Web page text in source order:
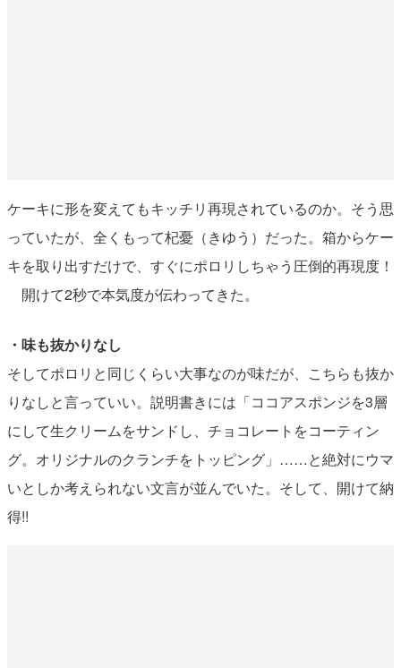
ケーキに形を変えてもキッチリ再現されているのか。そう思
っていたが、全くもって杞憂（きゆう）だった。箱からケー
キを取り出すだけで、すぐにポロリしちゃう圧倒的再現度！
開けて2秒で本気度が伝わってきた。
・味も抜かりなし
そしてポロリと同じくらい大事なのが味だが、こちらも抜か
りなしと言っていい。説明書きには「ココアスポンジを3層
にして生クリームをサンドし、チョコレートをコーティン
グ。オリジナルのクランチをトッピング」……と絶対にウマ
いとしか考えられない文言が並んでいた。そして、開けて納
得!!